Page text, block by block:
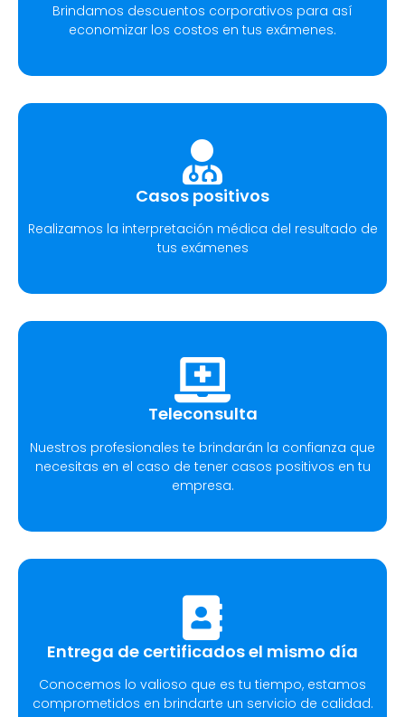
Brindamos descuentos corporativos para así
economizar los costos en tus exámenes.
Casos positivos
Realizamos la interpretación médica del resultado de
tus exámenes
Teleconsulta
Nuestros profesionales te brindarán la confianza que
necesitas en el caso de tener casos positivos en tu
empresa.
Entrega de certificados el mismo día
Conocemos lo valioso que es tu tiempo, estamos
comprometidos en brindarte un servicio de calidad.